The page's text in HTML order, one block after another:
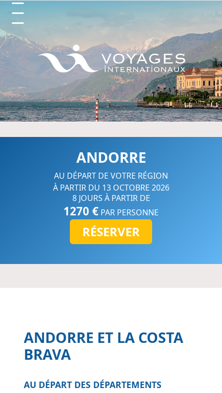
Circuits et Séjours en France,
ANDORRE
AU DÉPART DE VOTRE RÉGION
À PARTIR DU 13 OCTOBRE 2026
8 JOURS À PARTIR DE
1270 € PAR PERSONNE
RÉSERVER
ANDORRE ET LA COSTA
BRAVA
AU DÉPART DES DÉPARTEMENTS